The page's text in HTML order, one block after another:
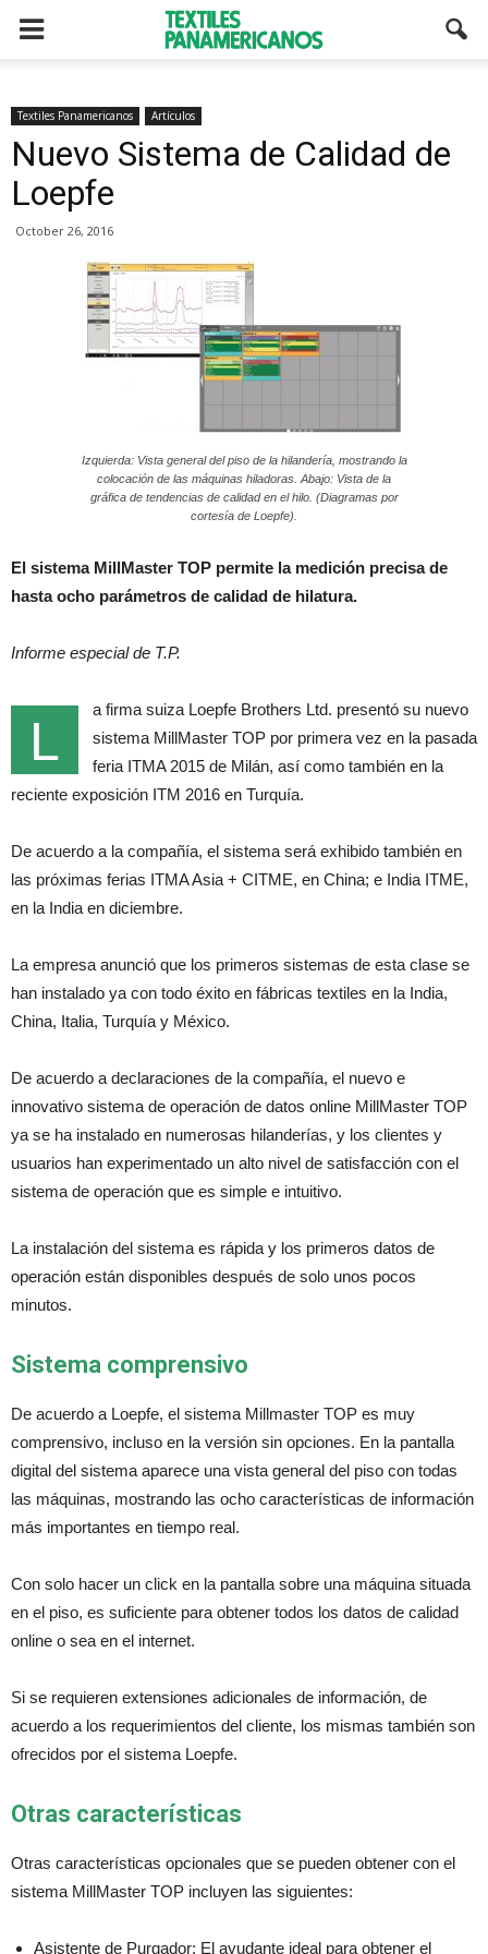
Textiles Panamericanos Artículos
Nuevo Sistema de Calidad de
Loepfe
October 26, 2016
Izquierda: Vista general del piso de la hilandería, mostrando la
colocación de las máquinas hiladoras. Abajo: Vista de la
gráfica de tendencias de calidad en el hilo. (Diagramas por
cortesía de Loepfe).
El sistema MillMaster TOP permite la medición precisa de
hasta ocho parámetros de calidad de hilatura.
Informe especial de T.P.
L
a firma suiza Loepfe Brothers Ltd. presentó su nuevo
sistema MillMaster TOP por primera vez en la pasada
feria ITMA 2015 de Milán, así como también en la
reciente exposición ITM 2016 en Turquía.
De acuerdo a la compañía, el sistema será exhibido también en
las próximas ferias ITMA Asia + CITME, en China; e India ITME,
en la India en diciembre.
La empresa anunció que los primeros sistemas de esta clase se
han instalado ya con todo éxito en fábricas textiles en la India,
China, Italia, Turquía y México.
De acuerdo a declaraciones de la compañía, el nuevo e
innovativo sistema de operación de datos online MillMaster TOP
ya se ha instalado en numerosas hilanderías, y los clientes y
usuarios han experimentado un alto nivel de satisfacción con el
sistema de operación que es simple e intuitivo.
La instalación del sistema es rápida y los primeros datos de
operación están disponibles después de solo unos pocos
minutos.
Sistema comprensivo
De acuerdo a Loepfe, el sistema Millmaster TOP es muy
comprensivo, incluso en la versión sin opciones. En la pantalla
digital del sistema aparece una vista general del piso con todas
las máquinas, mostrando las ocho características de información
más importantes en tiempo real.
Con solo hacer un click en la pantalla sobre una máquina situada
en el piso, es suficiente para obtener todos los datos de calidad
online o sea en el internet.
Si se requieren extensiones adicionales de información, de
acuerdo a los requerimientos del cliente, los mismas también son
ofrecidos por el sistema Loepfe.
Otras características
Otras características opcionales que se pueden obtener con el
sistema MillMaster TOP incluyen las siguientes:
Asistente de Purgador: El ayudante ideal para obtener el